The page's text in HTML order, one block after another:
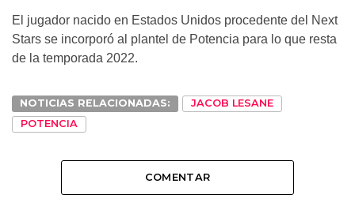
El jugador nacido en Estados Unidos procedente del Next
Stars se incorporó al plantel de Potencia para lo que resta
de la temporada 2022.
NOTICIAS RELACIONADAS:
JACOB LESANE
POTENCIA
COMENTAR